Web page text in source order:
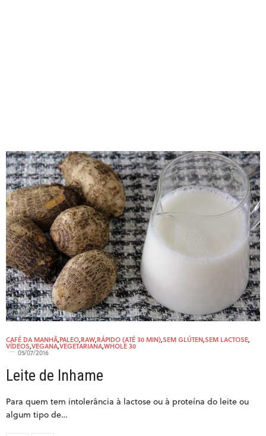
CAFÉ DA MANHÃ,PALEO,RAW,RÁPIDO (ATÉ 30 MIN),SEM GLÚTEN,SEM LACTOSE,
VÍDEOS,VEGANA,VEGETARIANA,WHOLE 30
05/07/2016
Leite de Inhame
Para quem tem intolerância à lactose ou à proteína do leite ou
algum tipo de…